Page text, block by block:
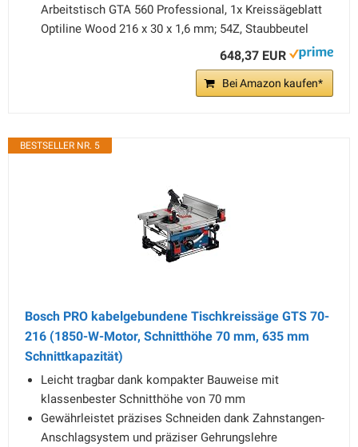
Arbeitstisch GTA 560 Professional, 1x Kreissägeblatt
Optiline Wood 216 x 30 x 1,6 mm; 54Z, Staubbeutel
648,37 EUR
Bei Amazon kaufen*
BESTSELLER NR. 5
Bosch PRO kabelgebundene Tischkreissäge GTS 70-
216 (1850-W-Motor, Schnitthöhe 70 mm, 635 mm
Schnittkapazität)
Leicht tragbar dank kompakter Bauweise mit
klassenbester Schnitthöhe von 70 mm
Gewährleistet präzises Schneiden dank Zahnstangen-
Anschlagsystem und präziser Gehrungslehre